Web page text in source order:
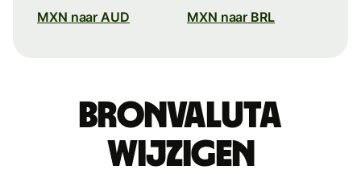
MXN naar AUD MXN naar BRL
Bronvaluta
wijzigen